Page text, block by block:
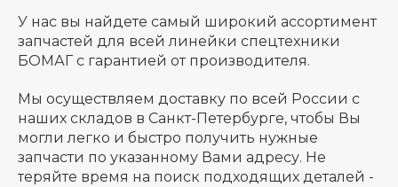
У нас вы найдете самый широкий ассортимент
запчастей для всей линейки спецтехники
БОМАГ с гарантией от производителя.
Мы осуществляем доставку по всей России с
наших складов в Санкт-Петербурге, чтобы Вы
могли легко и быстро получить нужные
запчасти по указанному Вами адресу. Не
теряйте время на поиск подходящих деталей -